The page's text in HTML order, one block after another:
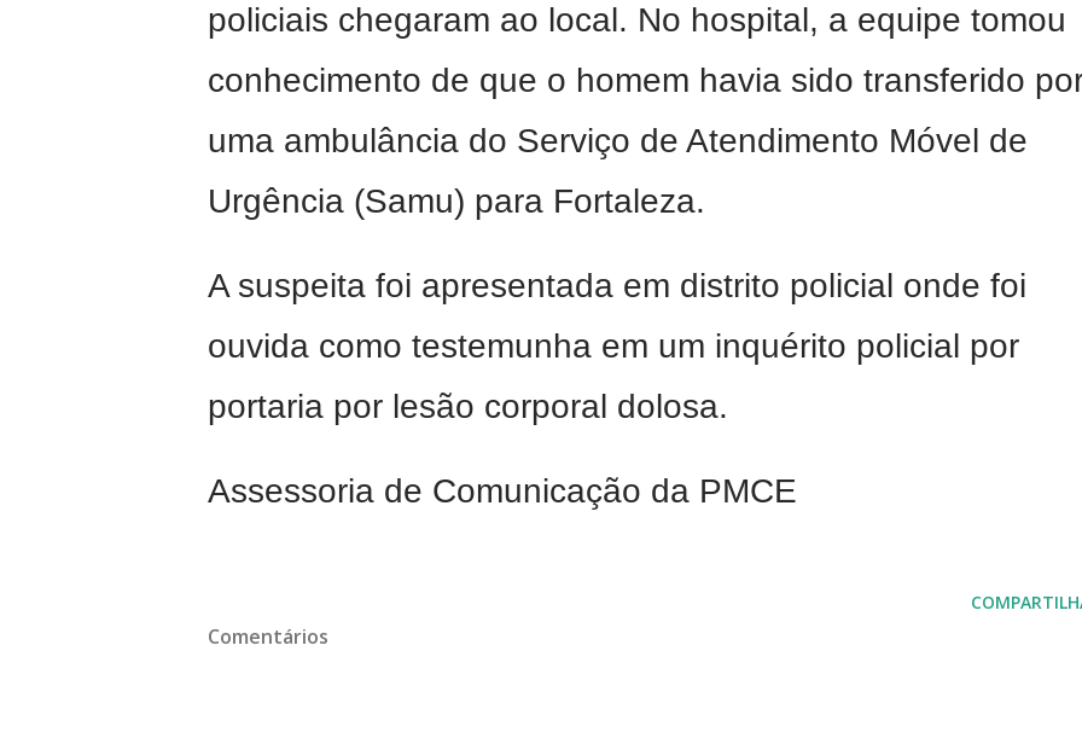
policiais chegaram ao local. No hospital, a equipe tomou
conhecimento de que o homem havia sido transferido
uma ambulância do Serviço de Atendimento Móvel de
Urgência (Samu) para Fortaleza.
A suspeita foi apresentada em distrito policial onde foi
ouvida como testemunha em um inquérito policial por
portaria por lesão corporal dolosa.
Assessoria de Comunicação da PMCE
Comentários